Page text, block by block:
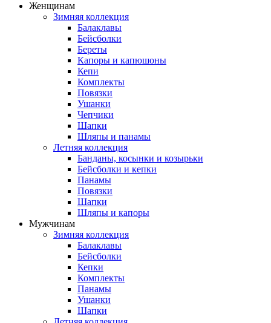
Женщинам
Зимняя коллекция
Балаклавы
Бейсболки
Береты
Капоры и капюшоны
Кепи
Комплекты
Повязки
Ушанки
Чепчики
Шапки
Шляпы и панамы
Летняя коллекция
Банданы, косынки и козырьки
Бейсболки и кепки
Панамы
Повязки
Шапки
Шляпы и капоры
Мужчинам
Зимняя коллекция
Балаклавы
Бейсболки
Кепки
Комплекты
Панамы
Ушанки
Шапки